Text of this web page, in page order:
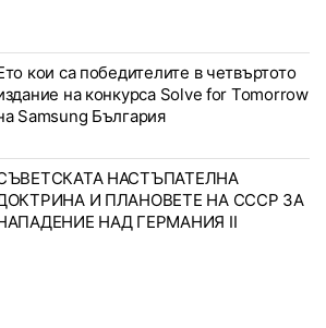
кои са победителите в четвъртото
на конкурса Solve for Tomorrow
Samsung България
НАСТЪПАТЕЛНА
И ПЛАНОВЕТЕ НА СССР ЗА
НАД ГЕРМАНИЯ II